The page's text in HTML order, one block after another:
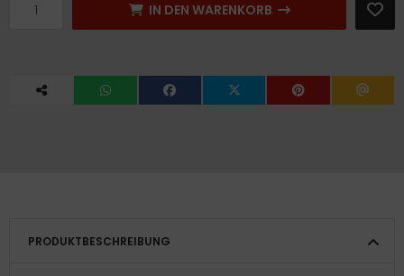
IN DEN WARENKORB
PRODUKTBESCHREIBUNG